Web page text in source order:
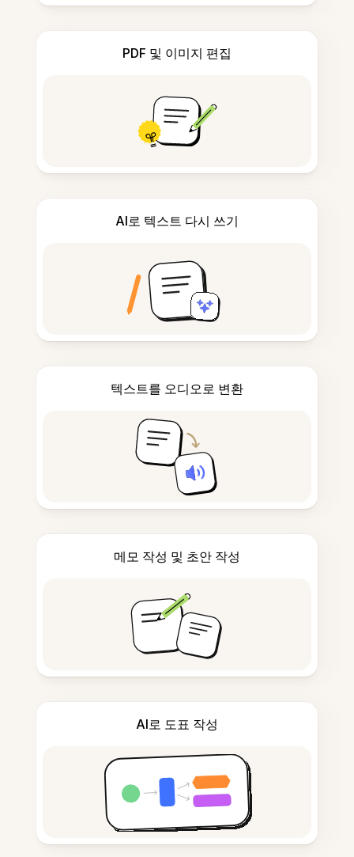
PDF 및 이미지 편집
AI로 텍스트 다시 쓰기
텍스트를 오디오로 변환
메모 작성 및 초안 작성
AI로 도표 작성